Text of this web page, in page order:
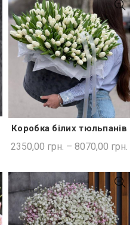
ШВИДКА ПОКУПКА
Коробка білих тюльпанів
2350,00 грн. – 8070,00 грн.